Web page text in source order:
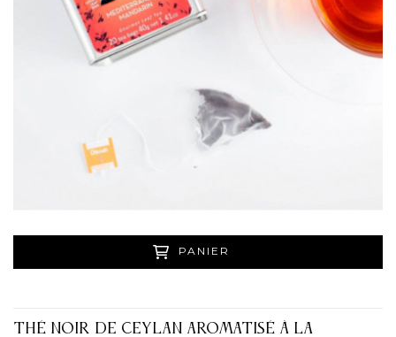
PANIER
THÉ NOIR DE CEYLAN AROMATISÉ À LA